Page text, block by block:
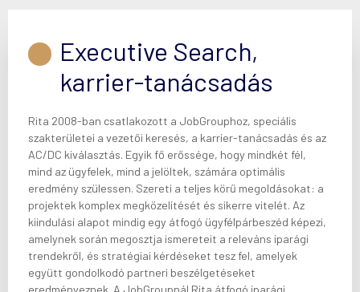
Executive Search,
karrier-tanácsadás
Rita 2008-ban csatlakozott a JobGrouphoz, speciális
szakterületei a vezetői keresés, a karrier-tanácsadás és az
AC/DC kiválasztás. Egyik fő erőssége, hogy mindkét fél,
mind az ügyfelek, mind a jelöltek, számára optimális
eredmény szülessen. Szereti a teljes körű megoldásokat: a
projektek komplex megközelítését és sikerre vitelét. Az
kiindulási alapot mindig egy átfogó ügyfélpárbeszéd képezi,
amelynek során megosztja ismereteit a releváns iparági
trendekről, és stratégiai kérdéseket tesz fel, amelyek
együtt gondolkodó partneri beszélgetéseket
eredményeznek. A JobGroupnál Rita átfogó iparági